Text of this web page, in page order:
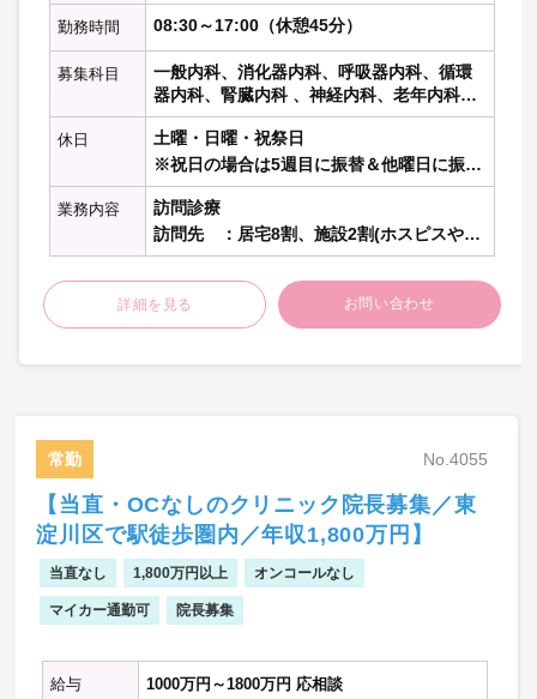
勤務時間 08:30～17:00（休憩45分）
募集科目
一般内科、消化器内科、呼吸器内科、循環
器内科、腎臓内科 、神経内科、老年内科、
内分泌代謝科、糖尿病科 、血液内科 、リウ
マチ膠原病内科、総合内科、その他の内科
科目
休日
土曜・日曜・祝祭日
※祝日の場合は5週目に振替＆他曜日に振り
替える等で調整します
業務内容
訪問診療
訪問先 ：居宅8割、施設2割(ホスピスや特
養など7施設あり)
訪問エリア：平塚市内メイン(一部二宮町や
大磯町含む)
担当件数：午前5件程度
主な疾患：がん・認知症・ターミナル、心
疾患・脳疾患・皮膚疾患・
骨疾患・消化器系疾患、神経難
病、精神疾患、
稀に小児など幅広く対応
合：13％～18％
詳細を見る お問い合わせ
常勤 No.4055
【当直・OCなしのクリニック院長募集／東
淀川区で駅徒歩圏内／年収1,800万円】
当直なし 1,800万円以上 オンコールなし
マイカー通勤可 院長募集
給与 1000万円～1800万円 応相談